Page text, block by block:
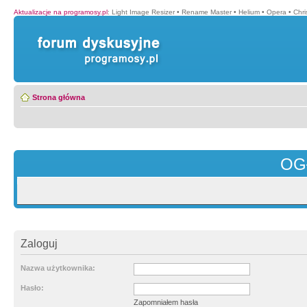
Aktualizacje na programosy.pl: Light Image Resizer • Rename Master • Helium • Opera •
Strona główna
Zaloguj
Nazwa użytkownika:
Hasło:
Zapomniałem hasła